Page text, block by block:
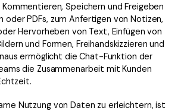
Speichern und Freigeben
oder PDFs, zum Anfertigen von Notizen,
Hervorheben von Text, Einfügen von
und Formen, Freihandskizzieren und
ermöglicht die Chat-Funktion der
die Zusammenarbeit mit Kunden
Nutzung von Daten zu erleichtern, ist